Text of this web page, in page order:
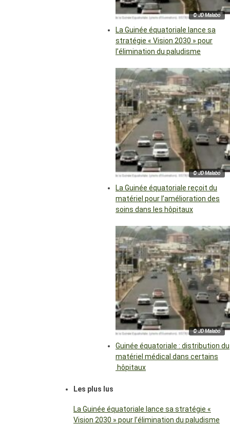
© JD Malabo
La Guinée équatoriale lance sa
stratégie « Vision 2030 » pour
l’élimination du paludisme
© JD Malabo
La Guinée équatoriale reçoit du
matériel pour l’amélioration des
soins dans les hôpitaux
© JD Malabo
Guinée équatoriale : distribution du
matériel médical dans certains
hôpitaux
Les plus lus
La Guinée équatoriale lance sa stratégie «
Vision 2030 » pour l’élimination du paludisme